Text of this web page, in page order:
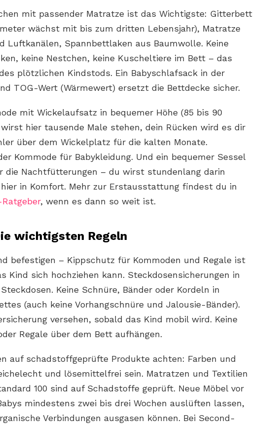
mit passender Matratze ist das Wichtigste: Gitterbett
wächst mit bis zum dritten Lebensjahr), Matratze
Luftkanälen, Spannbettlaken aus Baumwolle. Keine
keine Nestchen, keine Kuscheltiere im Bett – das
plötzlichen Kindstods. Ein Babyschlafsack in der
TOG-Wert (Wärmewert) ersetzt die Bettdecke sicher.
mit Wickelaufsatz in bequemer Höhe (85 bis 90
hier tausende Male stehen, dein Rücken wird es dir
über dem Wickelplatz für die kalten Monate.
Kommode für Babykleidung. Und ein bequemer Sessel
die Nachtfütterungen – du wirst stundenlang darin
in Komfort. Mehr zur Erstausstattung findest du in
, wenn es dann so weit ist.
wichtigsten Regeln
befestigen – Kippschutz für Kommoden und Regale ist
Kind sich hochziehen kann. Steckdosensicherungen in
Keine Schnüre, Bänder oder Kordeln in
(auch keine Vorhangschnüre und Jalousie-Bänder).
versehen, sobald das Kind mobil wird. Keine
Regale über dem Bett aufhängen.
auf schadstoffgeprüfte Produkte achten: Farben und
und lösemittelfrei sein. Matratzen und Textilien
100 sind auf Schadstoffe geprüft. Neue Möbel vor
mindestens zwei bis drei Wochen auslüften lassen,
Verbindungen ausgasen können. Bei Second-